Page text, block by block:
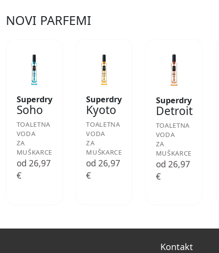
NOVI PARFEMI
Superdry
Soho
TOALETNA
VODA
ZA
MUŠKARCE
od 26,97
€
Superdry
Kyoto
TOALETNA
VODA
ZA
MUŠKARCE
od 26,97
€
Superdry
Detroit
TOALETNA
VODA
ZA
MUŠKARCE
od 26,97
€
Kontakt